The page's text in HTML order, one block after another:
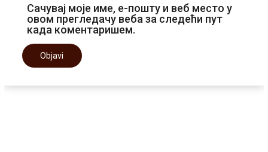
Сачувај моје име, е-пошту и веб место у
овом прегледачу веба за следећи пут
када коментаришем.